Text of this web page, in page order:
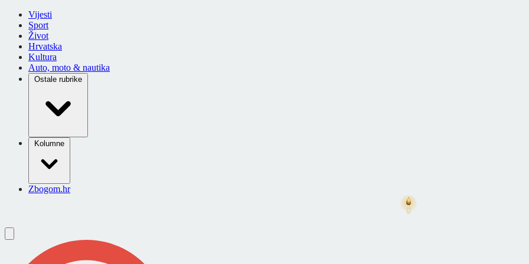
Vijesti
Sport
Život
Hrvatska
Kultura
Auto, moto & nautika
Ostale rubrike
Kolumne
Zbogom.hr